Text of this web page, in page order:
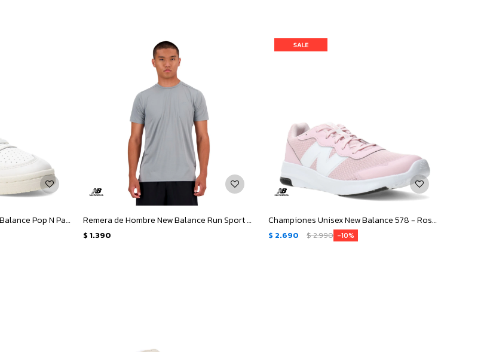
Championes de Mujer New Balance Pop N Pack Leather - Beige - Verde Remera de Hombre New Balance Run Sport Essentials Tecnica - Gris
$ 1.390
Championes Unisex New Balance 578 - Rosa - Blanco
$ 2.690 $2.990 10